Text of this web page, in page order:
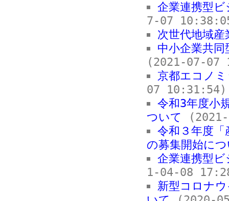
企業連携型
7-07
次世代地域産
中小企業共
(2021-07-07
京都エコノ
07 10:31:54)
令和3年度小
ついて
令和３年度「
の募集開始に
企業連携型
1-04-08
新型コロナ